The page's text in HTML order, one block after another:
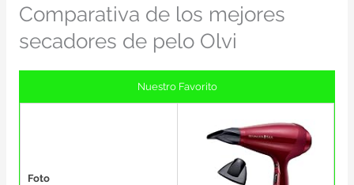
Comparativa de los mejores
secadores de pelo Olvi
Nuestro Favorito
Foto